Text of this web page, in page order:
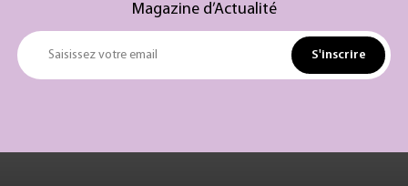
Magazine d’Actualité
Saisissez votre email S'inscrire